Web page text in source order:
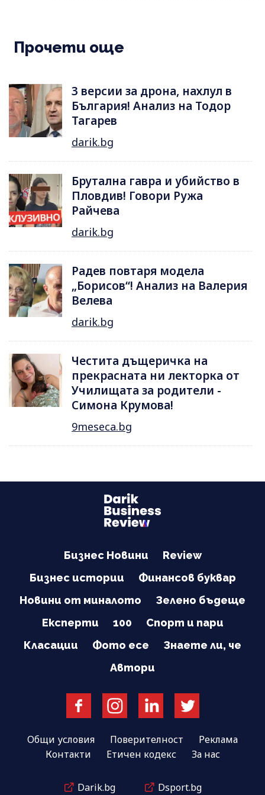
Прочети още
3 версии за дрона, нахлул в
България! Анализ на Тодор
Тагарев
darik.bg
Брутална гавра и убийство в
Пловдив! Говори Ружа
Райчева
darik.bg
Радев повтаря модела
„Борисов“! Анализ на Валерия
Велева
darik.bg
Честита дъщеричка на
прекрасната ни лекторка от
Училищата за родители -
Симона Крумова!
9meseca.bg
Бизнес Новини
Review
Бизнес истории
Финансов буквар
Новини от миналото
Зелено бъдеще
Експерти
100
Спорт и пари
Класации
Фото есе
Знаете ли, че
Автори
Общи условия Поверителност
Реклама
Контакти
Етичен кодекс За нас
Darik.bg Dsport.bg